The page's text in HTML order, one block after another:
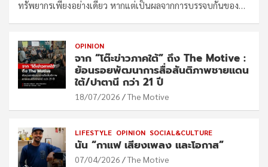
ทรัพยากรเพียงอย่างเดียว หากแต่เป็นผลจากการบรรจบกันของ…
OPINION
จาก “โต๊ะข่าวภาคใต้” ถึง The Motive :
ย้อนรอยพัฒนาการสื่อสันติภาพชายแดน
ใต้/ปาตานี กว่า 21 ปี
18/07/2026 The Motive
LIFESTYLE OPINION SOCIAL&CULTURE
นัน “กาแฟ เสียงเพลง และโอกาส”
07/04/2026 The Motive